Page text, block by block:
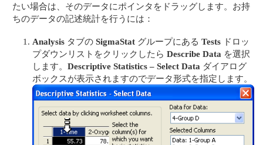
たい場合は、そのデータにポインタをドラッグします。お持
ちのデータの記述統計を行うには：
Analysis タブの SigmaStat グループにある Tests ドロッ
プダウンリストをクリックしたら Describe Data を選択
します。 Descriptive Statistics – Select Data ダイアログ
ボックスが表示されますのでデータ形式を指定します。